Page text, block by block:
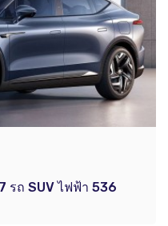
รถ SUV ไฟฟ้า 536